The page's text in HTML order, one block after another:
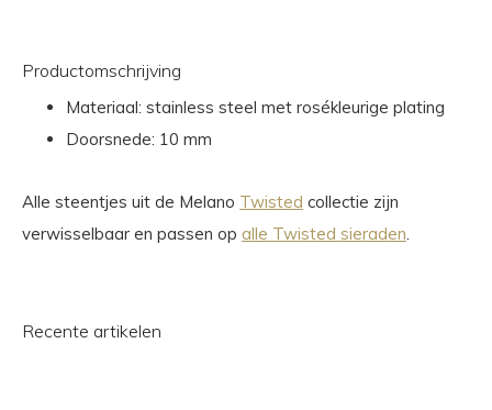
Productomschrijving
Materiaal: stainless steel met rosékleurige plating
Doorsnede: 10 mm
Alle steentjes uit de Melano Twisted collectie zijn
verwisselbaar en passen op alle Twisted sieraden
Recente artikelen